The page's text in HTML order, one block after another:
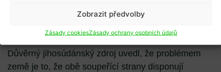
Zobrazit předvolby
Zásady cookiesZásady ochrany osobních údajů
Jižního Súdánu. Již neúčast voličů z řad vyhnanců
by výsledky voleb zneplatnila.
Důvěrný jihosúdánský zdroj uvedl, že problémem
země je to, že obě soupeřící strany disponují